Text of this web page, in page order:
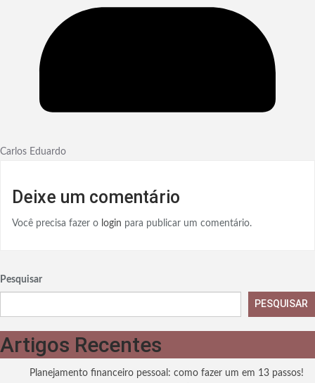
Carlos Eduardo
Deixe um comentário
Você precisa fazer o login para publicar um comentário.
Pesquisar
PESQUISAR
Artigos Recentes
Planejamento financeiro pessoal: como fazer um em 13 passos!